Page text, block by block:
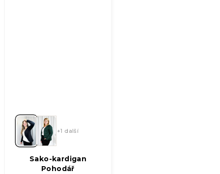
+1 další
Sako-kardigan
Pohodář